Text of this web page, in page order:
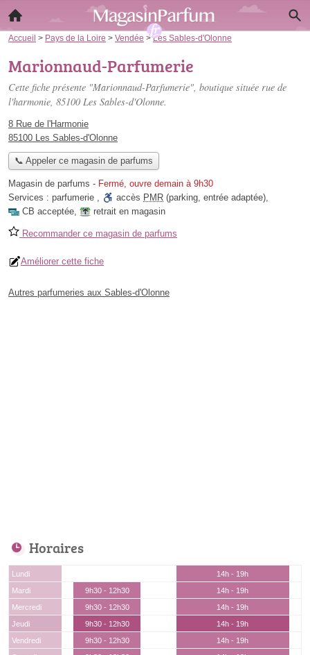
Accueil > Pays de la Loire > Vendée >Les Sables-d'Olonne
Marionnaud-Parfumerie
Cette fiche présente "Marionnaud-Parfumerie", boutique située rue de
l'harmonie, 85100 Les Sables-d'Olonne.
8 Rue de l'Harmonie
85100 Les Sables-d'Olonne
📞 Appeler ce magasin de parfums
Magasin de parfums - Fermé, ouvre demain à 9h30
Services : parfumerie , accès PMR (parking, entrée adaptée),
CB acceptée, retrait en magasin
Recommander ce magasin de parfums
Améliorer cette fiche
Autres parfumeries aux Sables-d'Olonne
Horaires
Lundi
14h - 19h
Mardi
9h30 - 12h30
14h - 19h
Mercredi
9h30 - 12h30
14h - 19h
Jeudi
9h30 - 12h30
14h - 19h
Vendredi
9h30 - 12h30
14h - 19h